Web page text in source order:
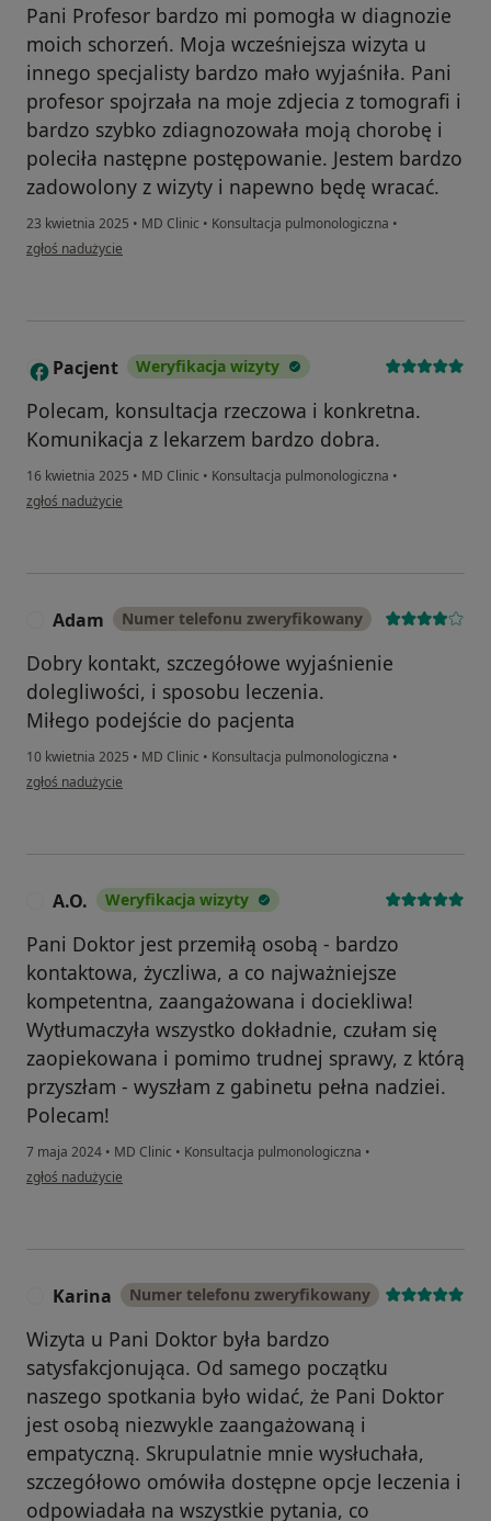
Pani Profesor bardzo mi pomogła w diagnozie
moich schorzeń. Moja wcześniejsza wizyta u
innego specjalisty bardzo mało wyjaśniła. Pani
profesor spojrzała na moje zdjecia z tomografi i
bardzo szybko zdiagnozowała moją chorobę i
poleciła następne postępowanie. Jestem bardzo
zadowolony z wizyty i napewno będę wracać.
23 kwietnia 2025 • MD Clinic • Konsultacja pulmonologiczna •
w opinii użytkownika Jan
zgłoś nadużycie
P Pacjent Weryfikacja wizyty
Polecam, konsultacja rzeczowa i konkretna.
Komunikacja z lekarzem bardzo dobra.
16 kwietnia 2025 • MD Clinic • Konsultacja pulmonologiczna •
w opinii użytkownika Pacjent
zgłoś nadużycie
Adam Numer telefonu zweryfikowany
Dobry kontakt, szczegółowe wyjaśnienie
dolegliwości, i sposobu leczenia.
Miłego podejście do pacjenta
10 kwietnia 2025 • MD Clinic • Konsultacja pulmonologiczna •
w opinii użytkownika Adam
zgłoś nadużycie
A.O. Weryfikacja wizyty
Pani Doktor jest przemiłą osobą - bardzo
kontaktowa, życzliwa, a co najważniejsze
kompetentna, zaangażowana i dociekliwa!
Wytłumaczyła wszystko dokładnie, czułam się
zaopiekowana i pomimo trudnej sprawy, z którą
przyszłam - wyszłam z gabinetu pełna nadziei.
Polecam!
7 maja 2024 • MD Clinic • Konsultacja pulmonologiczna •
w opinii użytkownika A.O.
zgłoś nadużycie
Karina Numer telefonu zweryfikowany
Wizyta u Pani Doktor była bardzo
satysfakcjonująca. Od samego początku
naszego spotkania było widać, że Pani Doktor
jest osobą niezwykle zaangażowaną i
empatyczną. Skrupulatnie mnie wysłuchała,
szczegółowo omówiła dostępne opcje leczenia i
odpowiadała na wszystkie pytania, co